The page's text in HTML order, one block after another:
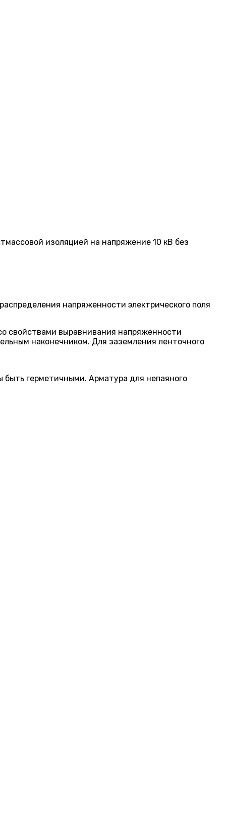
изоляцией на напряжение 10 кВ без
напряженности электрического поля
свойствами выравнивания напряженности
наконечником. Для заземления ленточного
герметичными. Арматура для непаяного